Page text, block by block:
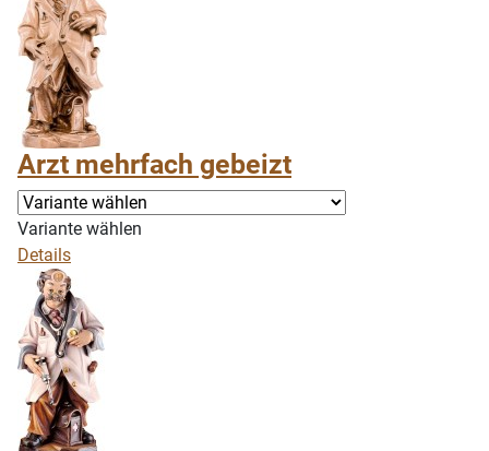
Arzt mehrfach gebeizt
Variante wählen
Details